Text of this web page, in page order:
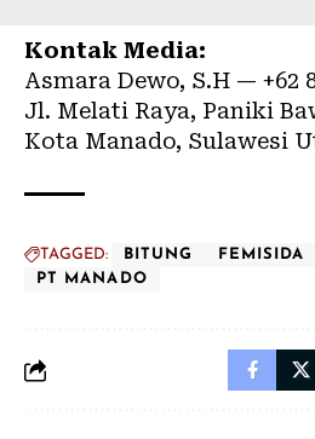
Kontak Media:
Asmara Dewo, S.H — +62
Jl. Melati Raya, Paniki
Kota Manado, Sulawesi
TAGGED: BITUNG FEMISIDA
PT MANADO